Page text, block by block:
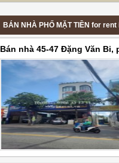
BÁN NHÀ PHỐ MẶT TIỀN for
Bán nhà 45-47 Đặng Văn
Thành phố Thủ Đức, diện